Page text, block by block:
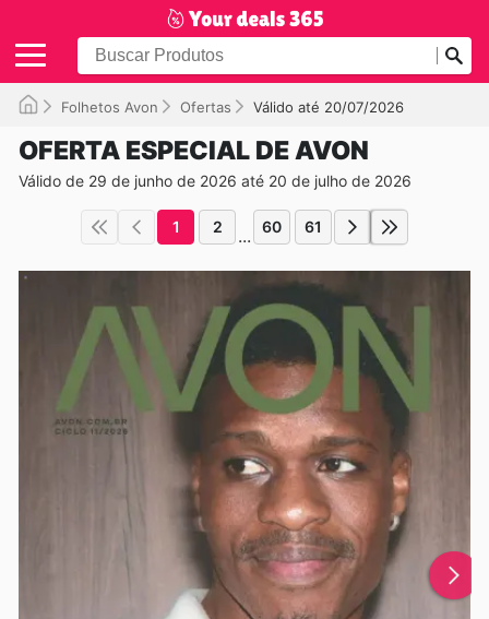
Folhetos Avon Ofertas Válido até 20/07/2026
OFERTA ESPECIAL DE AVON
Válido de 29 de junho de 2026 até 20 de julho de 2026
1 2 ... 60 61